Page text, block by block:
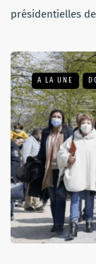
présidentielles
A LA UNE